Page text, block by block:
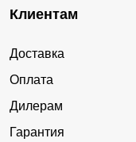
Клиентам
Доставка
Оплата
Дилерам
Гарантия